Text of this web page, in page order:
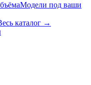
Модели под ваши
каталог →